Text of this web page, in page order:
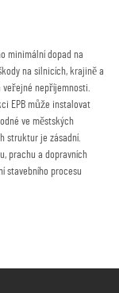
minimální dopad na
na silnicích, krajině a
veřejné nepříjemnosti.
EPB může instalovat
ve městských
struktur je zásadní.
prachu a dopravních
stavebního procesu